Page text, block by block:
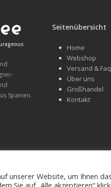
Spanien.
Seitenübersicht
Home
Webshop
Versand & Faq
Über uns
Großhandel
Kontakt
unserer Website, um Ihnen
Sie auf „Alle akzeptieren“